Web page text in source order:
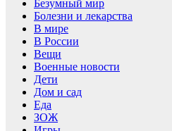
Безумный мир
Болезни и лекарства
В мире
В России
Вещи
Военные новости
Дети
Дом и сад
Еда
ЗОЖ